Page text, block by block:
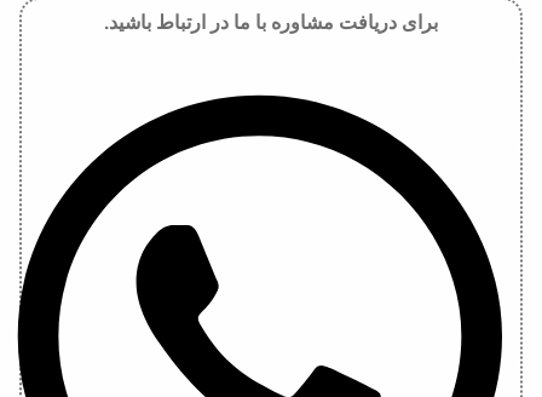
برای دریافت مشاوره با ما در ارتباط باشید.